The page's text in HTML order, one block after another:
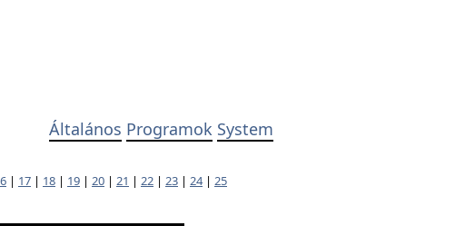
Általános Programok System
| 17 | 18 | 19 | 20 | 21 | 22 | 23 | 24| 25